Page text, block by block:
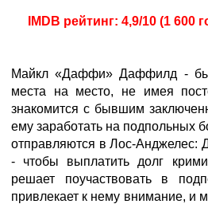
IMDB рейтинг: 4,9/10 (1 600
Майкл «Даффи» Даффилд -
места на место, не имея
знакомится с бывшим
ему заработать на подпольных
отправляются в Лос-Анджелес:
- чтобы выплатить долг
решает поучаствовать в
привлекает к нему внимание, и